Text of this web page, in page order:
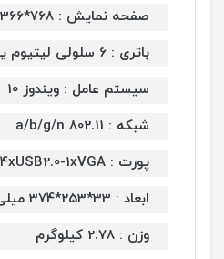
صفحه نمایش : LED 15 Inch HD 1366*768
باتری : 6 سلولی لیتیوم یون
سیستم عامل : ویندوز 10
شبکه : 802.11 a/b/g/n
پورت : 4xUSB2.0-1xVGA
ابعاد : 33*253*374 میلی متر
وزن : 2.78 کیلوگرم